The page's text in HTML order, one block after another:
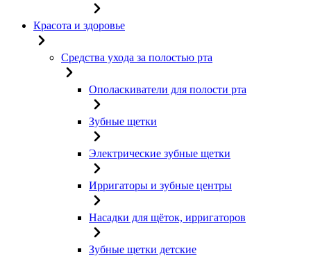
Красота и здоровье
Средства ухода за полостью рта
Ополаскиватели для полости рта
Зубные щетки
Электрические зубные щетки
Ирригаторы и зубные центры
Насадки для щёток, ирригаторов
Зубные щетки детские